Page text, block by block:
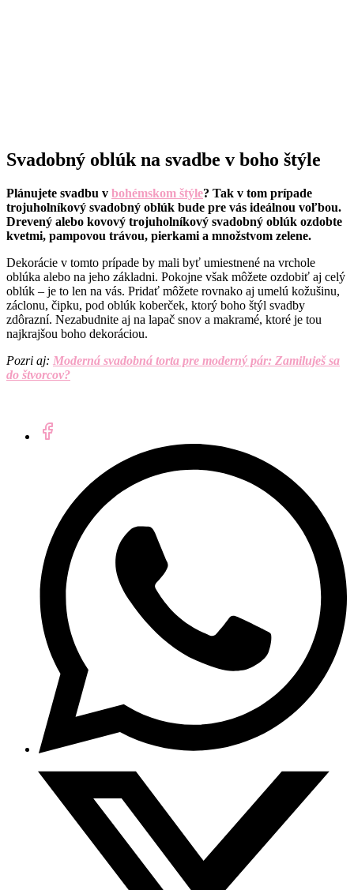
Svadobný oblúk na svadbe v boho štýle
Plánujete svadbu v bohémskom štýle? Tak v tom prípade
trojuholníkový svadobný oblúk bude pre vás ideálnou voľbou.
Drevený alebo kovový trojuholníkový svadobný oblúk ozdobte
kvetmi, pampovou trávou, pierkami a množstvom zelene.
Dekorácie v tomto prípade by mali byť umiestnené na vrchole
oblúka alebo na jeho základni. Pokojne však môžete ozdobiť aj celý
oblúk – je to len na vás. Pridať môžete rovnako aj umelú kožušinu,
záclonu, čipku, pod oblúk koberček, ktorý boho štýl svadby
zdôrazní. Nezabudnite aj na lapač snov a makramé, ktoré je tou
najkrajšou boho dekoráciou.
Pozri aj: Moderná svadobná torta pre moderný pár: Zamiluješ sa
do štvorcov?